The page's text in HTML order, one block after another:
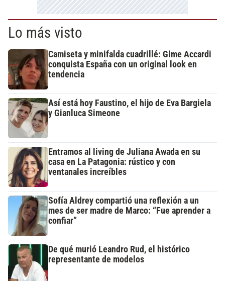
Lo más visto
Camiseta y minifalda cuadrillé: Gime Accardi
conquista España con un original look en
tendencia
Así está hoy Faustino, el hijo de Eva Bargiela
y Gianluca Simeone
Entramos al living de Juliana Awada en su
casa en La Patagonia: rústico y con
ventanales increíbles
Sofía Aldrey compartió una reflexión a un
mes de ser madre de Marco: “Fue aprender a
confiar”
De qué murió Leandro Rud, el histórico
representante de modelos